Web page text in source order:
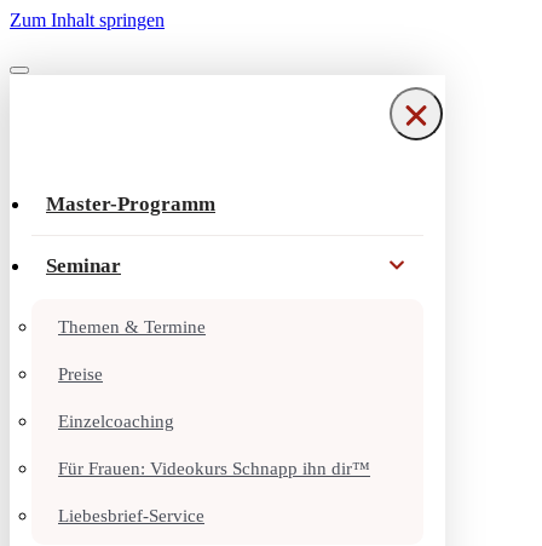
Zum Inhalt springen
Navigationsmenü
Navigationsmenü
Master-Programm
Seminar
Themen & Termine
Preise
Einzelcoaching
Für Frauen: Videokurs Schnapp ihn dir™
Liebesbrief-Service